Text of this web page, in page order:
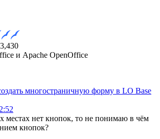
и Apache OpenOffice
многостраничную форму в LO Base
местах нет кнопок, то не понимаю в чём
кнопок?